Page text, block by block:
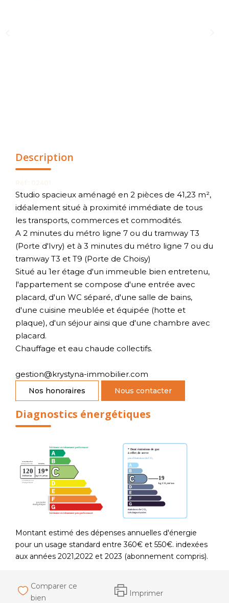
Description
Studio spacieux aménagé en 2 pièces de 41,23 m²,
idéalement situé à proximité immédiate de tous
les transports, commerces et commodités.
A 2 minutes du métro ligne 7 ou du tramway T3
(Porte d'Ivry) et à 3 minutes du métro ligne 7 ou du
tramway T3 et T9 (Porte de Choisy)
Situé au 1er étage d'un immeuble bien entretenu,
l'appartement se compose d'une entrée avec
placard, d'un WC séparé, d'une salle de bains,
d'une cuisine meublée et équipée (hotte et
plaque), d'un séjour ainsi que d'une chambre avec
placard.
Chauffage et eau chaude collectifs.
gestion@krystyna-immobilier.com
Nos honoraires Nous contacter
Diagnostics énergétiques
Montant estimé des dépenses annuelles d'énergie
pour un usage standard entre 360€ et 550€. indexées
aux années 2021,2022 et 2023 (abonnement compris).
Comparer ce
bien
Imprimer